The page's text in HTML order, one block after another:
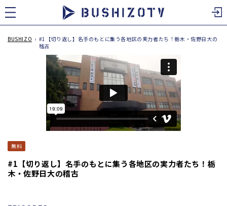
に
進
BUSHIZO › #1【切り返し】名手のもとに集う各地区の実力者たち！栃木・佐野日大の
稽古
無料
#1【切り返し】名手のもとに集う各地区の実力者たち！栃
木・佐野日大の稽古